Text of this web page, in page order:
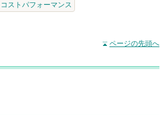
コストパフォーマンス
ページの先頭へ